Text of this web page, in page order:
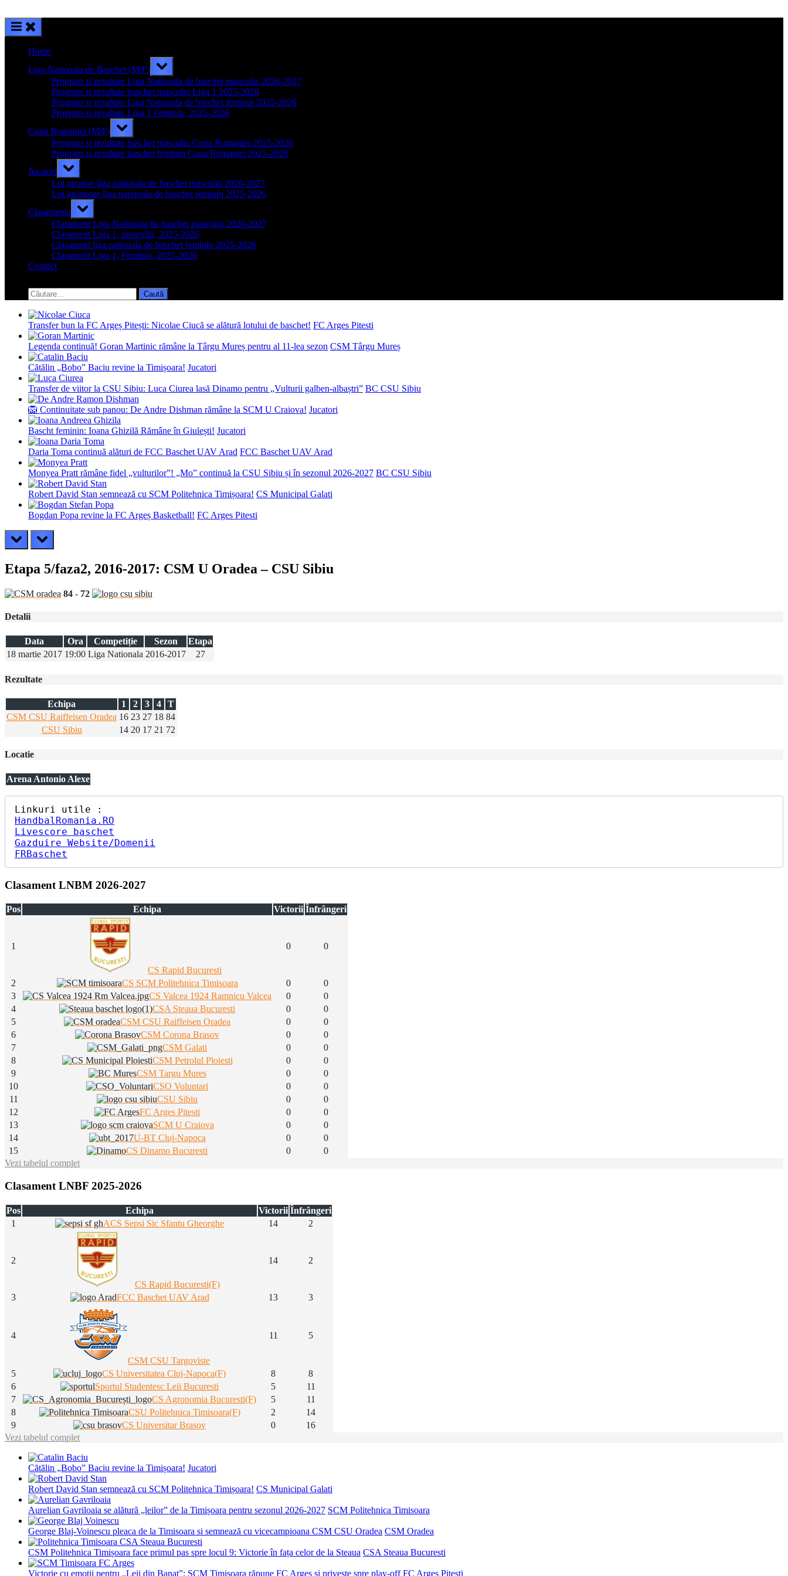
Home
Liga Nationala de Baschet (M/F)
Toggle
sub-
menu
Program si rezultate Liga Nationala de baschet masculin 2026-2027
Program si rezultate baschet masculin Liga 1 2025-2026
Program si rezultate Liga Nationala de baschet feminin 2025-2026
Program si rezultate Liga 1 Feminin, 2025-2026
Cupa Romaniei (M/F)
Toggle
sub-
menu
Program si rezultate baschet masculin Cupa Romaniei 2025-2026
Program si rezultate baschet feminin Cupa Romaniei 2025-2026
Jucatori
Toggle
sub-
menu
Lot jucatori liga nationala de baschet masculin 2026-2027
Lot jucatoare liga nationala de baschet feminin 2025-2026
Clasamente
Toggle
sub-
menu
Clasament Liga Nationala de baschet masculin 2026-2027
Clasament Liga 1, masculin, 2025-2026
Clasament liga nationala de baschet feminin 2025-2026
Clasament Liga 1, Feminin, 2025-2026
Contact
search
form
Caută
după:
Transfer bun la FC Argeș Pitești: Nicolae Ciucă se alătură lotului de baschet! FC Arges Pitesti
Legenda continuă! Goran Martinic rămâne la Târgu Mureș pentru al 11-lea sezon CSM Târgu Mureș
Cătălin „Bobo” Baciu revine la Timișoara! Jucatori
Transfer de viitor la CSU Sibiu: Luca Ciurea lasă Dinamo pentru „Vulturii galben-albaștri” BC CSU Sibiu
🦁 Continuitate sub panou: De Andre Dishman rămâne la SCM U Craiova! Jucatori
Bascht feminin: Ioana Ghizilă Rămâne în Giulești! Jucatori
Daria Toma continuă alături de FCC Baschet UAV Arad FCC Baschet UAV Arad
Monyea Pratt rămâne fidel „vulturilor”! „Mo” continuă la CSU Sibiu și în sezonul 2026-2027 BC CSU Sibiu
Robert David Stan semnează cu SCM Politehnica Timișoara! CS Municipal Galati
Bogdan Popa revine la FC Argeș Basketball! FC Arges Pitesti
prev next
Etapa 5/faza2, 2016-2017: CSM U Oradea – CSU Sibiu
84 - 72
Detalii
Data Ora Competiție Sezon
Etapa
18 martie 2017 19:00 Liga Nationala 2016-2017 27
Rezultate
Echipa 1 2 3 4
T
CSM CSU Raiffeisen Oradea 16 23 27 18 84
CSU Sibiu
14 20 17 21 72
Locatie
Arena Antonio Alexe
HandbalRomania.RO
Livescore baschet
Gazduire Website/Domenii
FRBaschet
Clasament LNBM 2026-2027
Pos Echipa Victorii Înfrângeri
1
CS Rapid Bucuresti
0 0
2 CS SCM Politehnica Timisoara 0
0
3
CS Valcea 1924 Ramnicu Valcea 0
0
4
CSA Steaua Bucuresti 0
0
5
CSM CSU Raiffeisen Oradea 0
0
6
CSM Corona Brasov 0
0
7
CSM Galati 0
0
8
CSM Petrolul Ploiesti 0
0
9
CSM Targu Mures 0
0
10
CSO Voluntari 0
0
11
CSU Sibiu 0
0
12
FC Arges Pitesti 0
0
13
SCM U Craiova 0
0
14
U-BT Cluj-Napoca 0
0
15
CS Dinamo Bucuresti 0
0
Vezi tabelul complet
Clasament LNBF 2025-2026
Pos Echipa Victorii Înfrângeri
1
ACS Sepsi Sic Sfantu Gheorghe 14 2
2
CS Rapid Bucuresti(F)
14 2
3 FCC Baschet UAV Arad 13 3
4
CSM CSU Targoviste
11 5
5 CS Universitatea Cluj-Napoca(F) 8
8
6
Sportul Studentesc Leii Bucuresti 5
11
7
CS Agronomia Bucuresti(F) 5
11
8
CSU Politehnica Timisoara(F) 2
14
9
CS Universitar Brasov 0
16
Vezi tabelul complet
Cătălin „Bobo” Baciu revine la Timișoara! Jucatori
Robert David Stan semnează cu SCM Politehnica Timișoara! CS Municipal Galati
Aurelian Gavriloaia se alătură „leilor” de la Timișoara pentru sezonul 2026-2027 SCM Politehnica Timisoara
George Blaj-Voinescu pleaca de la Timisoara si semnează cu vicecampioana CSM CSU Oradea CSM Oradea
CSM Politehnica Timișoara face primul pas spre locul 9: Victorie în fața celor de la Steaua CSA Steaua Bucuresti
Victorie cu emoții pentru „Leii din Banat”: SCM Timișoara răpune FC Argeș și privește spre play-off FC Arges Pitesti